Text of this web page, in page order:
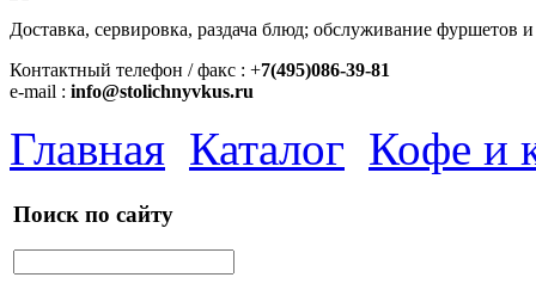
Доставка, сервировка, раздача блюд; обслуживание фуршетов
Контактный телефон / факс : +7(495)086-39-81
e-mail : info@stolichnyvkus.ru
Главная Каталог Кофе и
Поиск по сайту